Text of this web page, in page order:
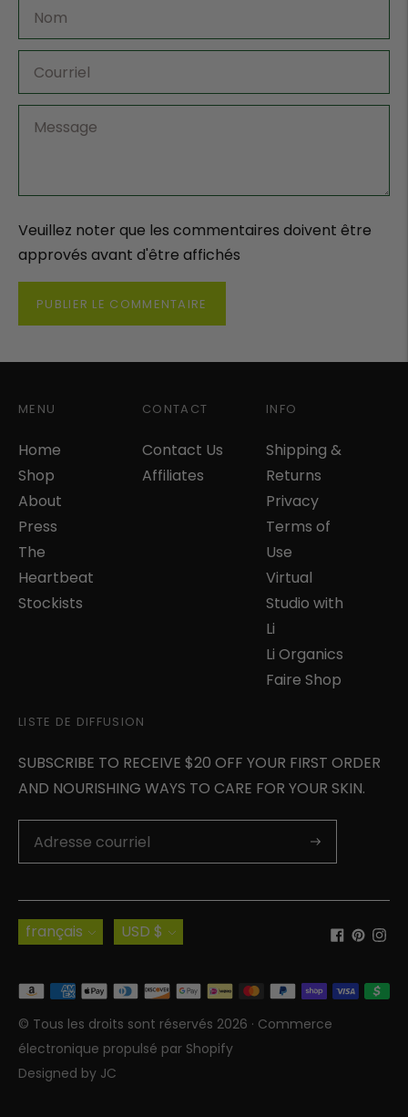
Veuillez noter que les commentaires doivent être
approvés avant d'être affichés
PUBLIER LE COMMENTAIRE
MENU
Home
Shop
About
Press
The
Heartbeat
Stockists
CONTACT
Contact Us
Affiliates
INFO
Shipping &
Returns
Privacy
Terms of
Use
Virtual
Studio with
Li
Li Organics
Faire Shop
LISTE DE DIFFUSION
SUBSCRIBE TO RECEIVE $20 OFF YOUR FIRST ORDER
AND NOURISHING WAYS TO CARE FOR YOUR SKIN.
Langue
français Monnaie
USD $
Modes
de
paiement
acceptés
© Tous les droits sont réservés 2026 · Commerce
électronique propulsé par Shopify
Designed by JC